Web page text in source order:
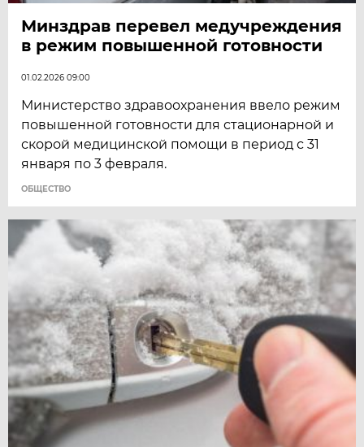
Минздрав перевел медучреждения
в режим повышенной готовности
01.02.2026 09:00
Министерство здравоохранения ввело режим
повышенной готовности для стационарной и
скорой медицинской помощи в период с 31
января по 3 февраля.
ОБЩЕСТВО